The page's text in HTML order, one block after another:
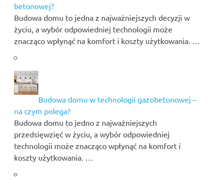
betonowej?
Budowa domu to jedna z najważniejszych decyzji w
życiu, a wybór odpowiedniej technologii może
znacząco wpłynąć na komfort i koszty użytkowania. …
Budowa domu w technologii gazobetonowej –
na czym polega?
Budowa domu to jedno z najważniejszych
przedsięwzięć w życiu, a wybór odpowiedniej
technologii może znacząco wpłynąć na komfort i
koszty użytkowania. …